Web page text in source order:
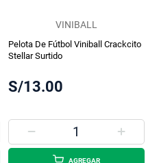
VINIBALL
Pelota De Fútbol Viniball Crackcito
Stellar Surtido
S/13.00
AGREGAR